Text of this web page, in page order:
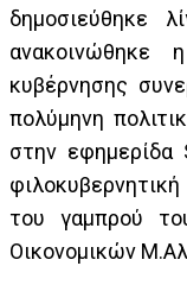
δημοσιεύθηκε
κυβέρνησης
πολύμηνη
στην
του γαμπρού
Οικονομικών